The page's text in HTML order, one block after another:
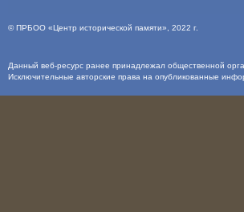
©ПРБОО «Центр исторической памяти» , 2022 г.
Данный веб-ресурс ранее принадлежал общественной
Исключительные авторские права на опубликованные